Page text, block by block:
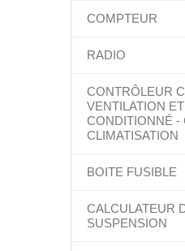
COMPTEUR
RADIO
CONTRÔLEUR
VENTILATION
CONDITIONNÉ -
CLIMATISATION
BOITE FUSIBLE
CALCULATEUR
SUSPENSION